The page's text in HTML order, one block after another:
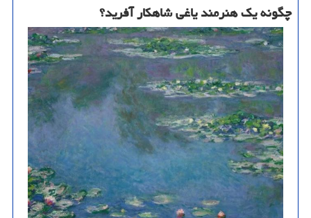
چگونه یک هنرمند یاغی شاهکار آفرید؟